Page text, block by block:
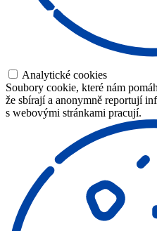
Analytické cookies
Soubory cookie, které nám
že sbírají a anonymně reportují
s webovými stránkami pracují.